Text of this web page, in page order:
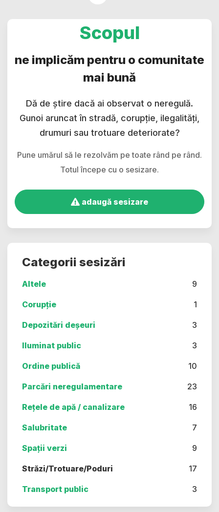
Scopul
ne implicăm pentru o comunitate
mai bună
Dă de știre dacă ai observat o neregulă.
Gunoi aruncat în stradă, corupție, ilegalități,
drumuri sau trotuare deteriorate?
Pune umărul să le rezolvăm pe toate rând pe rând.
Totul începe cu o sesizare.
adaugă sesizare
Categorii sesizări
Altele 9
Corupție 1
Depozitări deșeuri 3
Iluminat public 3
Ordine publică 10
Parcări neregulamentare 23
Rețele de apă / canalizare 16
Salubritate 7
Spații verzi 9
Străzi/Trotuare/Poduri 17
Transport public 3